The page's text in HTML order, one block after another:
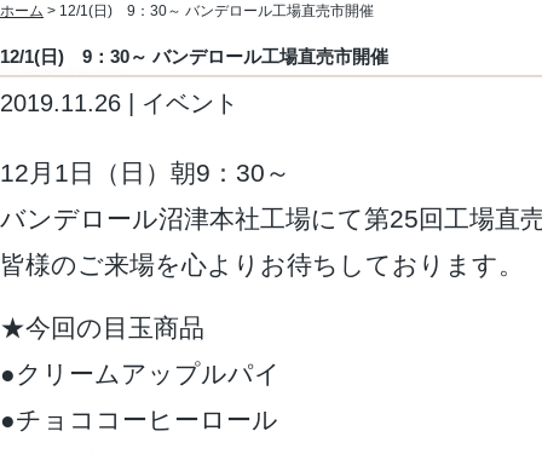
ホーム > 12/1(日) 9：30～ バンデロール工場直売市開催
12/1(日) 9：30～ バンデロール工場直売市開催
2019.11.26 | イベント
12月1日（日）朝9：30～
バンデロール沼津本社工場にて第25回工場直
皆様のご来場を心よりお待ちしております。
★今回の目玉商品
●クリームアップルパイ
●チョココーヒーロール